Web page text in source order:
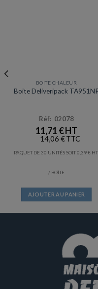
Prix en
BOITE CHALEUR
Boite Deliveripack
Réf: 02078
11,71 €
14,06 €
PAQUET DE 30 UNITÉS SOIT0,39€
/ BOÎTE
AJOUTER AU PANIER